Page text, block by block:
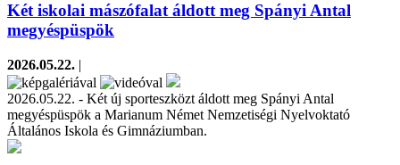
Két iskolai mászófalat áldott meg Spányi Antal
megyéspüspök
2026.05.22. |
2026.05.22. - Két új sporteszközt áldott meg Spányi Antal
megyéspüspök a Marianum Német Nemzetiségi Nyelvoktató
Általános Iskola és Gimnáziumban.